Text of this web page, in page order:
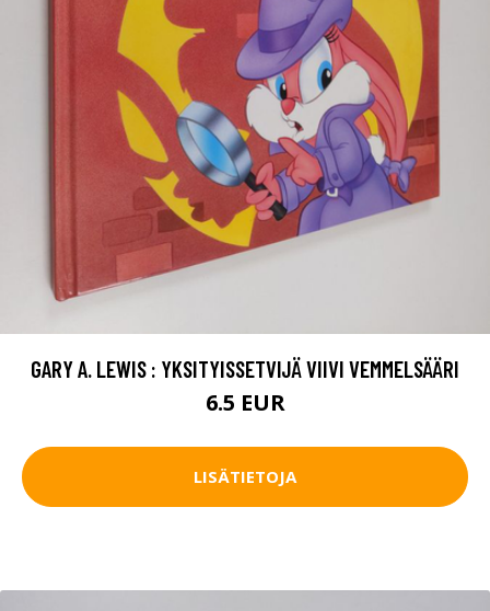
GARY A. LEWIS : YKSITYISSETVIJÄ VIIVI VEMMELSÄÄRI
6.5 EUR
LISÄTIETOJA